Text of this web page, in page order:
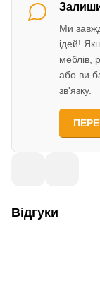
Ми
ідей!
меблів,
або ви
зв'язку.
Відгуки